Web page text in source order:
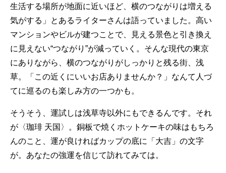
生活する場所が地面に近いほど、横のつながりは増える
気がする」とあるライターさんは語っていました。高い
マンションやビルが建つことで、見える景色と引き換え
に見えない“つながり”が減っていく。そんな現代の東京
にありながら、横のつながりがしっかりと残る街、浅
草。「この近くにいいお店ありませんか？」なんて人づ
てに巡るのも楽しみ方の一つかも。
そうそう、運試しは浅草寺以外にもできるんです。それ
が〈珈琲 天国〉。銅板で焼くホットケーキの味はもちろ
んのこと、運が良ければカップの底に「大吉」の文字
が。あなたの強運を信じて訪れてみては。